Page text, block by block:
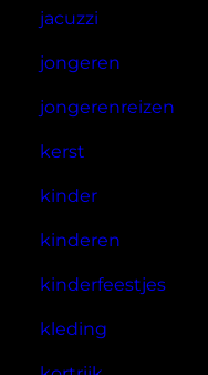
jacuzzi
jongeren
jongerenreizen
kerst
kinder
kinderen
kinderfeestjes
kleding